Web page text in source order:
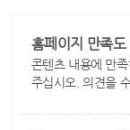
홈페이지 만족도
콘텐츠 내용에 만
주십시오. 의견을